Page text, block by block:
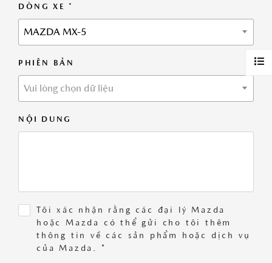
DÒNG XE *
MAZDA MX-5
PHIÊN BẢN
Vui lòng chọn dữ liệu
NỘI DUNG
Tôi xác nhận rằng các đại lý Mazda
hoặc Mazda có thể gửi cho tôi thêm
thông tin về các sản phẩm hoặc dịch vụ
của Mazda. *